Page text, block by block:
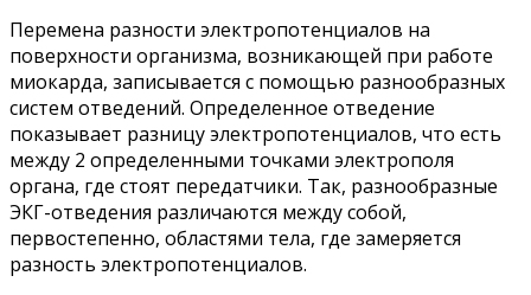
Перемена разности электропотенциалов на
поверхности организма, возникающей при работе
миокарда, записывается с помощью разнообразных
систем отведений. Определенное отведение
показывает разницу электропотенциалов, что есть
между 2 определенными точками электрополя
органа, где стоят передатчики. Так, разнообразные
ЭКГ-отведения различаются между собой,
первостепенно, областями тела, где замеряется
разность электропотенциалов.